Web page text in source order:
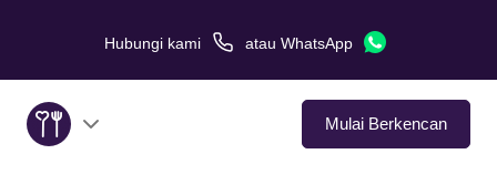
Hubungi kami atau WhatsApp
Mulai Berkencan